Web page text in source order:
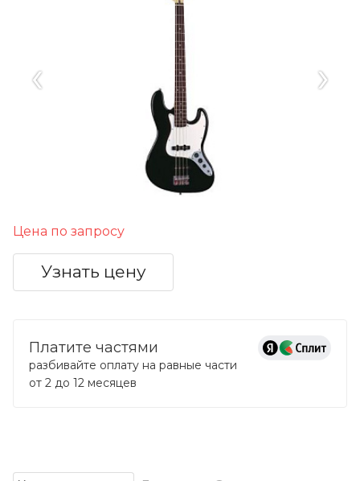
‹ ›
Цена по запросу
Узнать цену
Платите частями
разбивайте оплату на равные части
от 2 до 12 месяцев